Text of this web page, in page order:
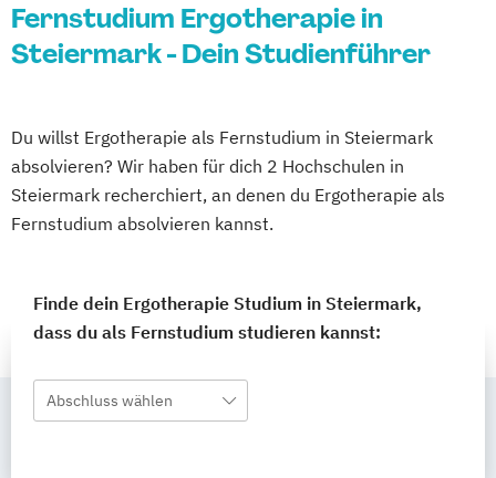
Fernstudium Ergotherapie in
Steiermark - Dein Studienführer
Du willst Ergotherapie als Fernstudium in Steiermark
absolvieren? Wir haben für dich 2 Hochschulen in
Steiermark recherchiert, an denen du Ergotherapie als
Fernstudium absolvieren kannst.
Finde dein Ergotherapie Studium in Steiermark,
dass du als Fernstudium studieren kannst:
Abschluss wählen